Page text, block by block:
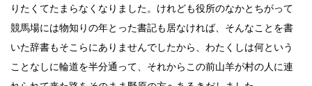
りたくてたまらなくなりました。けれども役所のなかとちがって
競馬場には物知りの年とった書記も居なければ、そんなことを書
いた辞書もそこらにありませんでしたから、わたくしは何という
ことなしに輪道を半分通って、それからこの前山羊が村の人に連